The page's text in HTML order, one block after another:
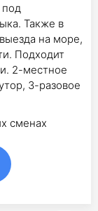
под
Также в
на море,
Подходит
2-местное
3-разовое
сменах